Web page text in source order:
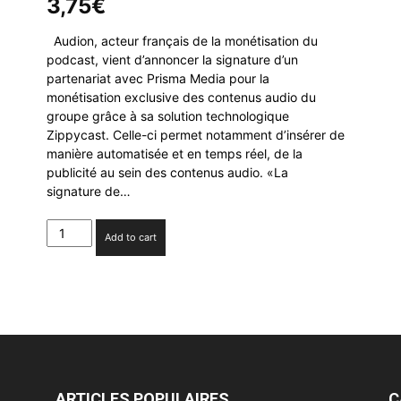
3,75€
Audion, acteur français de la monétisation du
podcast, vient d’annoncer la signature d’un
partenariat avec Prisma Media pour la
monétisation exclusive des contenus audio du
groupe grâce à sa solution technologique
Zippycast. Celle-ci permet notamment d’insérer de
manière automatisée et en temps réel, de la
publicité au sein des contenus audio. «La
signature de…
Prisma
Media
podcasts
Add to cart